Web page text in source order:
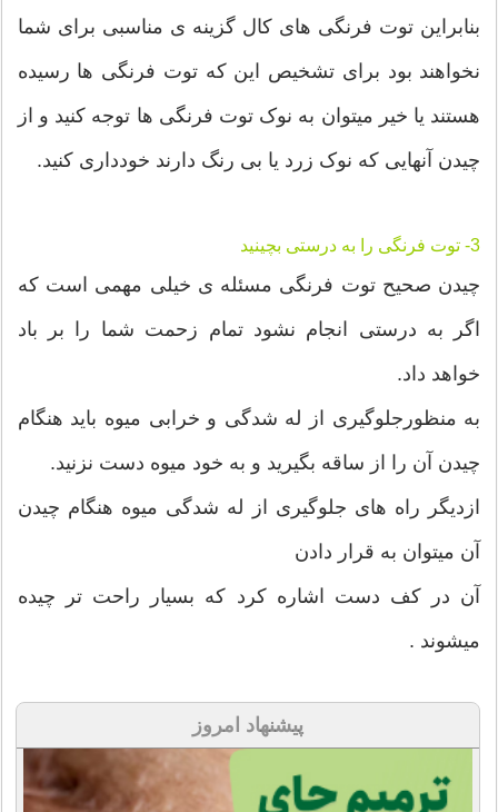
بنابراین توت فرنگی های کال گزینه ی مناسبی برای شما
نخواهند بود برای تشخیص این که توت فرنگی ها رسیده
هستند یا خیر میتوان به نوک توت فرنگی ها توجه کنید و از
چیدن آنهایی که نوک زرد یا بی رنگ دارند خودداری کنید.
3- توت فرنگی را به درستی بچینید
چیدن صحیح توت فرنگی مسئله ی خیلی مهمی است که
اگر به درستی انجام نشود تمام زحمت شما را بر باد
خواهد داد.
به منظورجلوگیری از له شدگی و خرابی میوه باید هنگام
چیدن آن را از ساقه بگیرید و به خود میوه دست نزنید.
ازدیگر راه های جلوگیری از له شدگی میوه هنگام چیدن
آن میتوان به قرار دادن
آن در کف دست اشاره کرد که بسیار راحت تر چیده
میشوند .
پیشنهاد امروز